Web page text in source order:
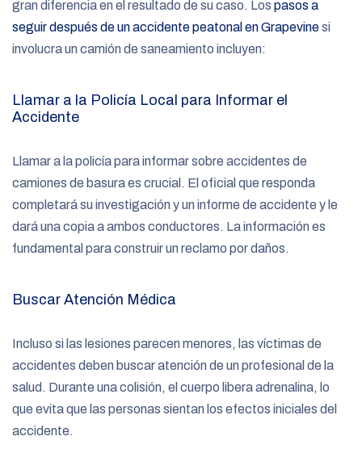
gran diferencia en el resultado de su caso. Los pasos a
seguir después de un accidente peatonal en Grapevinesi
involucra un camión de saneamiento incluyen:
Llamar a la Policía Local para Informar el
Accidente
Llamar a la policía para informar sobre accidentes de
camiones de basura es crucial. El oficial que responda
completará su investigación y un informe de accidente y le
dará una copia a ambos conductores. La información es
fundamental para construir un reclamo por daños.
Buscar Atención Médica
Incluso si las lesiones parecen menores, las víctimas de
accidentes deben buscar atención de un profesional de la
salud. Durante una colisión, el cuerpo libera adrenalina, lo
que evita que las personas sientan los efectos iniciales del
accidente.